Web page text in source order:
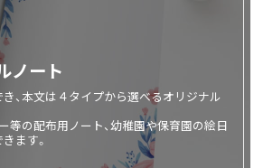
ノート
、本文は４タイプから選べるオリジナル
等の配布用ノート、幼稚園や保育園の絵日
ます。
は可能ですか？
トを使用するに
較はしてくれます